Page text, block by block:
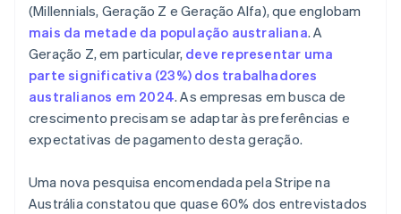
(Millennials, Geração Z e Geração Alfa), que englobam
mais da metade da população australiana. A
Geração Z, em particular, deve representar uma
parte significativa (23%) dos trabalhadores
australianos em 2024. As empresas em busca de
crescimento precisam se adaptar às preferências e
expectativas de pagamento desta geração.
Uma nova pesquisa encomendada pela Stripe na
Austrália constatou que quase 60% dos entrevistados
Luxemburgo
Français Deutsch English
Malásia
English简体中文
Malta
English
México
Español English
Nova Zelândia
English